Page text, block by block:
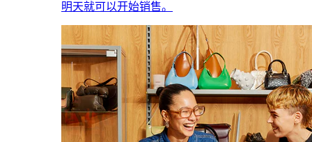
明天就可以开始销售。